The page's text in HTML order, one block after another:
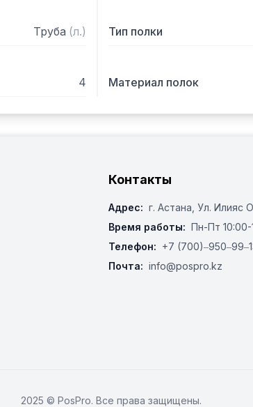
Труба (л.) Тип полки
4 Материал полок
Контакты
Адрес: г. Астана, ​Ул. Илияс
Время работы: Пн-Пт 10:00-
Телефон: +7
Почта: info@pospro.kz
2025 © PosPro. Все права защищены.